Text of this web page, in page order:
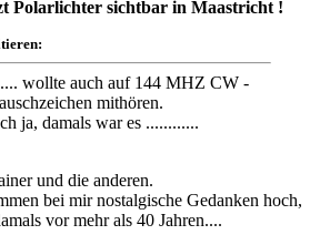
Polarlichter sichtbar in Maastricht !
wollte auch auf 144 MHZ CW -
mithören.
ja, damals war es ............
und die anderen.
bei mir nostalgische Gedanken hoch,
vor mehr als 40 Jahren....